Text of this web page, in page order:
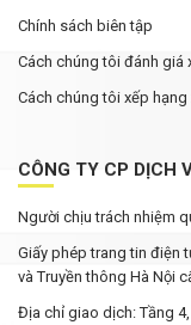
Chính sách biên tập
Cách chúng tôi đánh giá
Cách chúng tôi xếp hạng
CÔNG TY CP DỊCH
Người chịu trách nhiệm
Giấy phép trang tin điện
và Truyền thông Hà Nội
Địa chỉ giao dịch: Tầng